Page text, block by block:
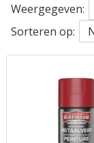
Weergegeven:
Sorteren op: